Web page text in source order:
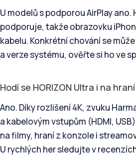
U modelů s podporou AirPlay ano.
podporuje, takže obrazovku
kabelu. Konkrétní chování se
a verze systému, ověřte si ho ve
Hodí se HORIZON Ultra i na
Ano. Díky rozlišení 4K, zvuku
a kabelovým vstupům (HDMI,
na filmy, hraní z konzole i
U rychlých her sledujte v